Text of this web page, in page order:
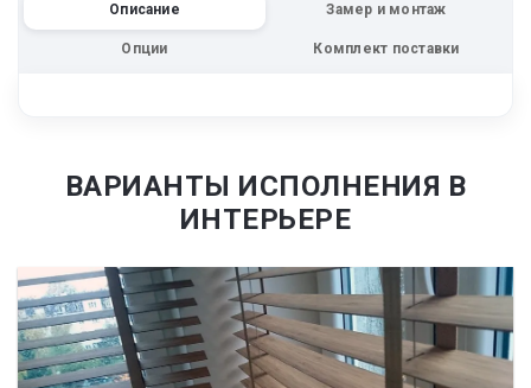
Описание Замер и монтаж
Опции Комплект поставки
ВАРИАНТЫ ИСПОЛНЕНИЯ В
ИНТЕРЬЕРЕ